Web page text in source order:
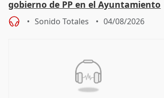
gobierno de PP en el Ayuntamiento
de Málaga, deja la política
Sonido Totales 04/08/2026